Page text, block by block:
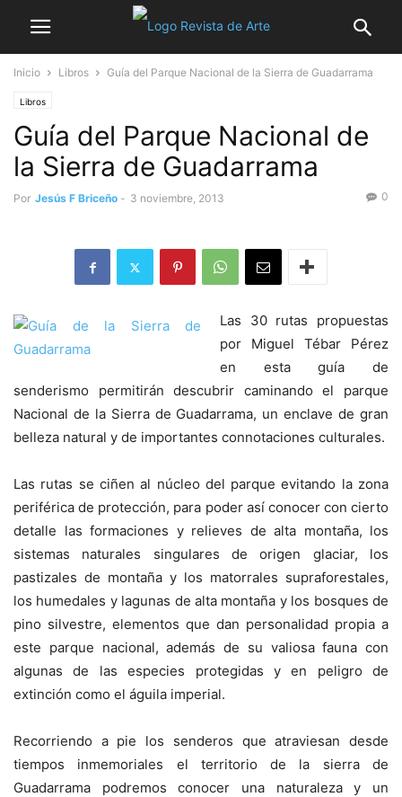
Inicio Libros Guía del Parque Nacional de la Sierra de Guadarrama
Libros
Guía del Parque Nacional de
la Sierra de Guadarrama
Por Jesús F Briceño - 3 noviembre, 2013 0
Las 30 rutas propuestas
por Miguel Tébar Pérez
en esta guía de
senderismo permitirán descubrir caminando el parque
Nacional de la Sierra de Guadarrama, un enclave de gran
belleza natural y de importantes connotaciones culturales.
Las rutas se ciñen al núcleo del parque evitando la zona
periférica de protección, para poder así conocer con cierto
detalle las formaciones y relieves de alta montaña, los
sistemas naturales singulares de origen glaciar, los
pastizales de montaña y los matorrales supraforestales,
los humedales y lagunas de alta montaña y los bosques de
pino silvestre, elementos que dan personalidad propia a
este parque nacional, además de su valiosa fauna con
algunas de las especies protegidas y en peligro de
extinción como el águila imperial.
Recorriendo a pie los senderos que atraviesan desde
tiempos inmemoriales el territorio de la sierra de
Guadarrama podremos conocer una naturaleza y un